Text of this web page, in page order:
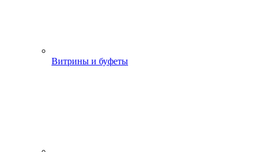
Витрины и буфеты